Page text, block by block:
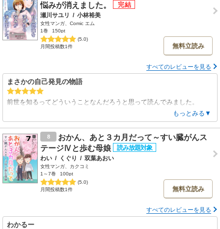
悩みが消えました。
瀬川サユリ / 小林裕美
女性マンガ、Comic エム
1巻
150pt
(5.0)
月間投稿数1件
無料立読み
すべてのレビューを見る
まさかの自己発見の物語
前世を知るってどういうことなんだろうと思って読んでみました。
一種の催眠療法で、自分の「無意識」の部分にアクセスするってことな
んですね。
人は生きている時の行動の9割以上を無意識に行うと言いますが、この
作品では無意識の自分が何を見て感じているのかを、気になる悩みを足
がかりにして覗いてみましょうということでした。
この漫画家さんが抱えている悩みは、他人との接し方？現実と理想のギ
ャップの折り合いの付け方？。
でもカウンセリングの中で紐解いてみると、答えは自分の中にあっ
て・・・。面白かったです。
もっとみる▼
8
おかん、あと３カ月だって～すい臓がんス
テージⅣと歩む母娘
わい / くぐり / 双葉あおい
女性マンガ、カクコミ
1～7巻
100pt
(5.0)
月間投稿数1件
無料立読み
すべてのレビューを見る
わかるー